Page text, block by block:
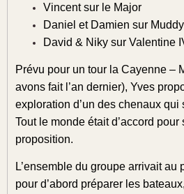
Vincent sur le Major
Daniel et Damien sur Muddy
David & Niky sur Valentine
Prévu pour un tour la Cayenne –
avons fait l’an dernier), Yves
exploration d’un des chenaux qui
Tout le monde était d’accord pour
proposition.
L’ensemble du groupe arrivait
pour d’abord préparer les